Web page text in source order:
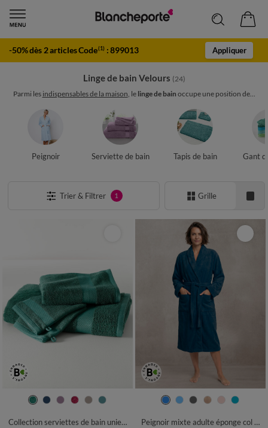
-50% dès 2 articles Code(1) :899013 Appliquer
Linge de bain Velours (24)
Parmi les indispensables de la maison, le linge de bain occupe une position de...
Peignoir Serviette de bain Tapis de bain Gant
Trier & Filtrer 1 Grille
Collection serviettes de bain unies - coton modal 500 g/m²
34/36 38/40 42/44
46/48
Peignoir mixte adulte éponge col châle - velours 450 g/m²